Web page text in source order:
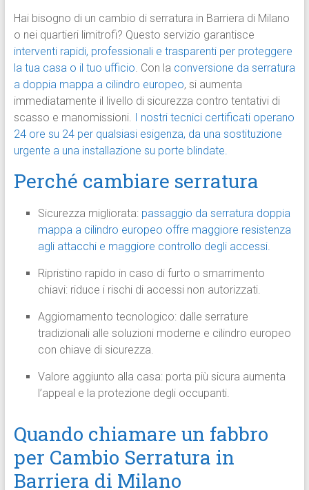
Hai bisogno di un cambio di serratura in Barriera di Milano
o nei quartieri limitrofi? Questo servizio garantisce
interventi rapidi, professionali e trasparenti per proteggere
la tua casa o il tuo ufficio. Con la conversione da serratura
a doppia mappa a cilindro europeo, si aumenta
immediatamente il livello di sicurezza contro tentativi di
scasso e manomissioni.
I nostri tecnici certificati operano
24 ore su 24 per qualsiasi esigenza, da una sostituzione
urgente a una installazione su porte blindate.
Perché cambiare serratura
Sicurezza migliorata: passaggio da serratura doppia
mappa a cilindro europeo offre maggiore resistenza
agli attacchi e maggiore controllo degli accessi.
Ripristino rapido in caso di furto o smarrimento
chiavi: riduce i rischi di accessi non autorizzati.
Aggiornamento tecnologico: dalle serrature
tradizionali alle soluzioni moderne e cilindro europeo
con chiave di sicurezza.
Valore aggiunto alla casa: porta più sicura aumenta
l’appeal e la protezione degli occupanti.
Quando chiamare un fabbro
per Cambio Serratura in
Barriera di Milano